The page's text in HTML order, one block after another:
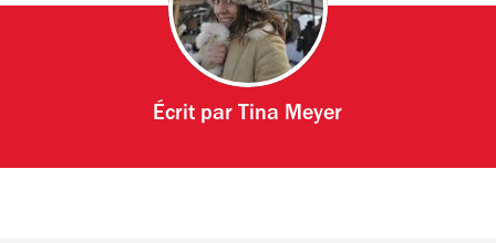
Écrit par Tina Meyer